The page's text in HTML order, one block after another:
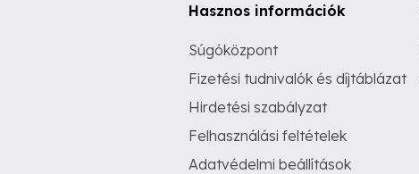
Hasznos információk
Súgóközpont
Fizetési tudnivalók és díjtáblázat
Hirdetési szabályzat
Felhasználási feltételek
Adatvédelmi beállítások